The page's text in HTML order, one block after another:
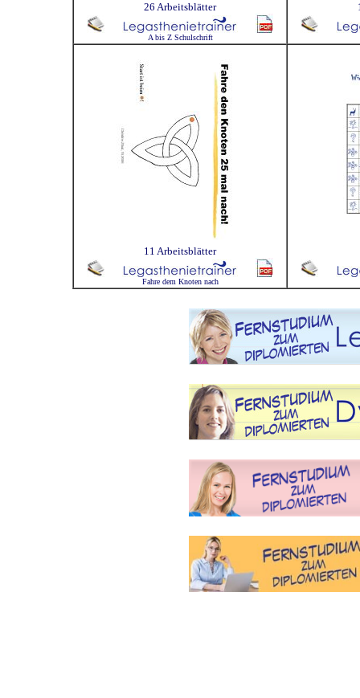
26 Arbeitsblätter
A bis Z Schulschrift
11 Arbeitsblätter
Fahre dem Knoten nach